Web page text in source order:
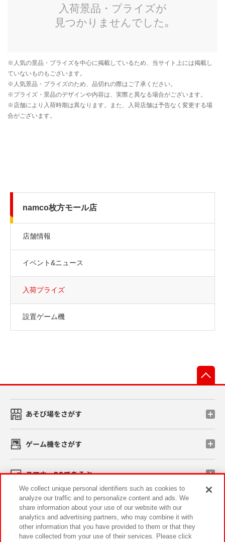
namco枚方モール店
店舗情報
イベント&ニュース
入荷プライズ
設置ゲーム機
あそび場をさがす
ゲーム機をさがす
スマホ・PCであそぶ
イベント・キャンペーン
We collect unique personal identifiers such as cookies to
analyze our traffic and to personalize content and ads. We
share information about your use of our website with our
analytics and advertising partners, who may combine it with
other information that you have provided to them or that they
have collected from your use of their services. Please click